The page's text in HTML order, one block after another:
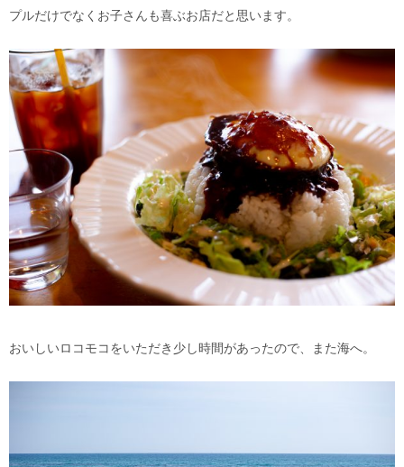
プルだけでなくお子さんも喜ぶお店だと思います。
おいしいロコモコをいただき少し時間があったので、また海へ。